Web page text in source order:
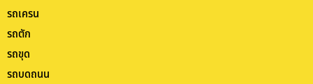
รถเครน
รถตัก
รถขุด
รถบดถนน